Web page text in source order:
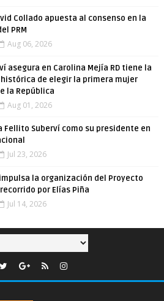
Collado apuesta al consenso en la
PRM
Aug 06, 2026
asegura en Carolina Mejía RD tiene la
de elegir la primera mujer
la República
Aug 01, 2026
Fellito Suberví como su presidente en
Jul 23, 2026
la organización del Proyecto
por Elías Piña
Jul 14, 2026